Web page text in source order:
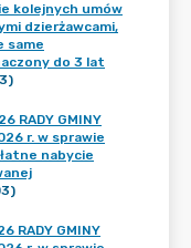
kolejnych umów
dzierżawcami,
same
do 3 lat
RADY GMINY
r. w sprawie
nabycie
RADY GMINY